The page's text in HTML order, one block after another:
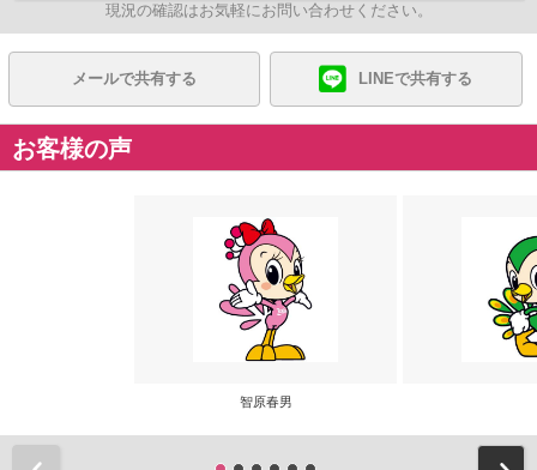
現況の確認はお気軽にお問い合わせください。
メールで共有する LINEで共有する
お客様の声
智原春男